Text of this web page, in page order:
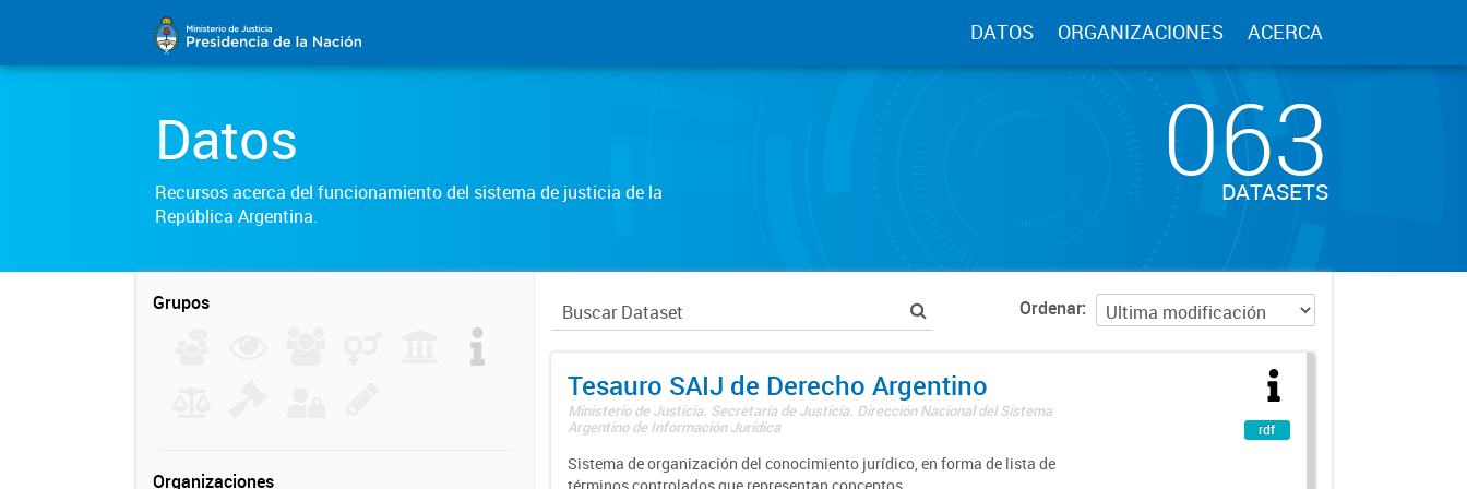
DATOS ORGANIZACIONES ACERCA
Datos
Recursos acerca del funcionamiento del sistema de justicia de la
República Argentina.
063
DATASETS
Grupos
Organizaciones
Ordenar
Tesauro SAIJ de Derecho Argentino
Ministerio de Justicia. Secretaría de Justicia. Dirección Nacional del Sistema
Argentino de Información Jurídica
Sistema de organización del conocimiento jurídico, en forma de lista de
rdf